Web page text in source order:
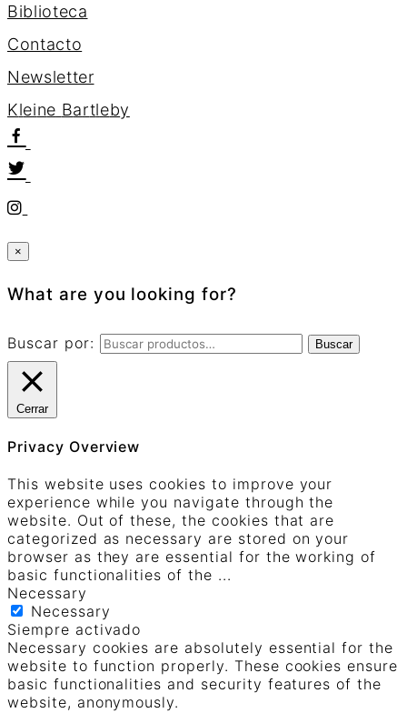
Biblioteca
Contacto
Newsletter
Kleine Bartleby
×
What are you looking for?
Buscar por: Buscar
Cerrar
Privacy Overview
This website uses cookies to improve your
experience while you navigate through the
website. Out of these, the cookies that are
categorized as necessary are stored on your
browser as they are essential for the working of
basic functionalities of the ...
Necessary
Necessary
Siempre activado
Necessary cookies are absolutely essential for the
website to function properly. These cookies ensure
basic functionalities and security features of the
website, anonymously.